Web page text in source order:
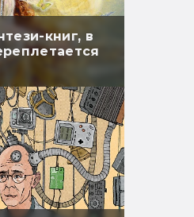
книг, в